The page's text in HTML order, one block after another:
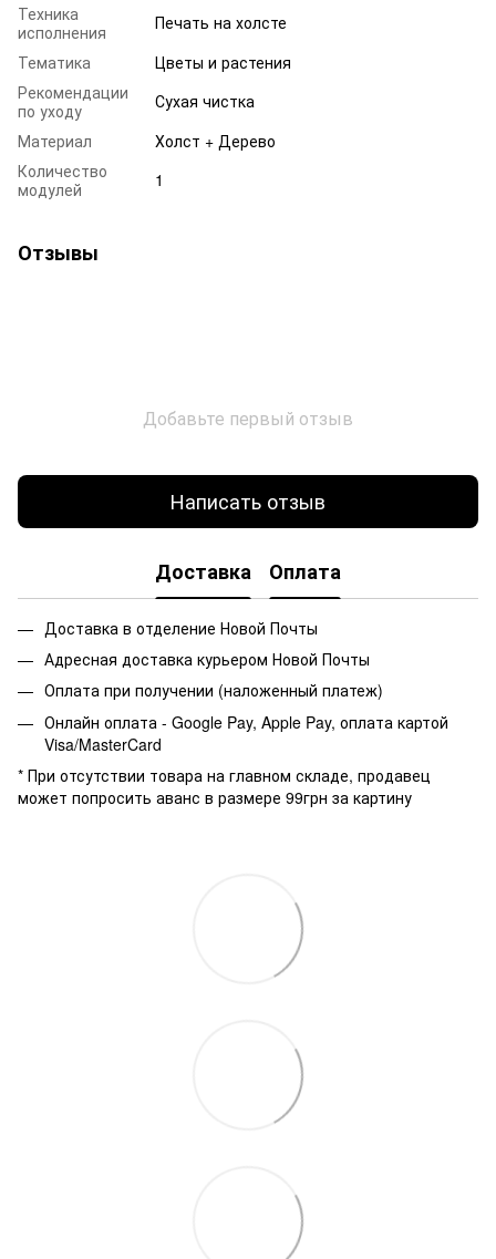
Техника
исполнения
Печать на холсте
Тематика
Цветы и растения
Рекомендации
по уходу
Сухая чистка
Материал
Холст + Дерево
Количество
модулей
1
Отзывы
Добавьте первый отзыв
Написать отзыв
Доставка Оплата
Доставка в отделение Новой Почты
Адресная доставка курьером Новой Почты
Оплата при получении (наложенный платеж)
Онлайн оплата - Google Pay, Apple Pay, оплата картой
Visa/MasterCard
* При отсутствии товара на главном складе, продавец
может попросить аванс в размере 99грн за картину